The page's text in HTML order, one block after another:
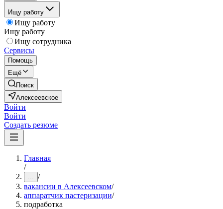
Ищу работу
Ищу работу
Ищу работу
Ищу сотрудника
Сервисы
Помощь
Ещё
Поиск
Алексеевское
Войти
Войти
Создать резюме
Главная
/
... /
вакансии в Алексеевском/
аппаратчик пастеризации/
подработка